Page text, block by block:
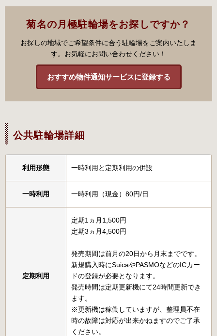
菊名の月極駐輪場をお探しですか？
お探しの地域でご希望条件に合う駐輪場をご案内いたしま
す。お気軽にお問い合わせください！
おすすめ物件通知サービスに登録する
公共駐輪場詳細
利用形態 一時利用と定期利用の併設
一時利用 一時利用（現金）80円/日
定期利用
定期1ヵ月1,500円
定期3ヵ月4,500円
発売期間は前月の20日から月末までです。
新規購入時にSuicaやPASMOなどのICカー
ドの登録が必要となります。
発売時間は定期更新機にて24時間更新でき
ます。
※更新機は稼働していますが、整理員不在
時の故障は対応が出来かねますのでご了承
ください。